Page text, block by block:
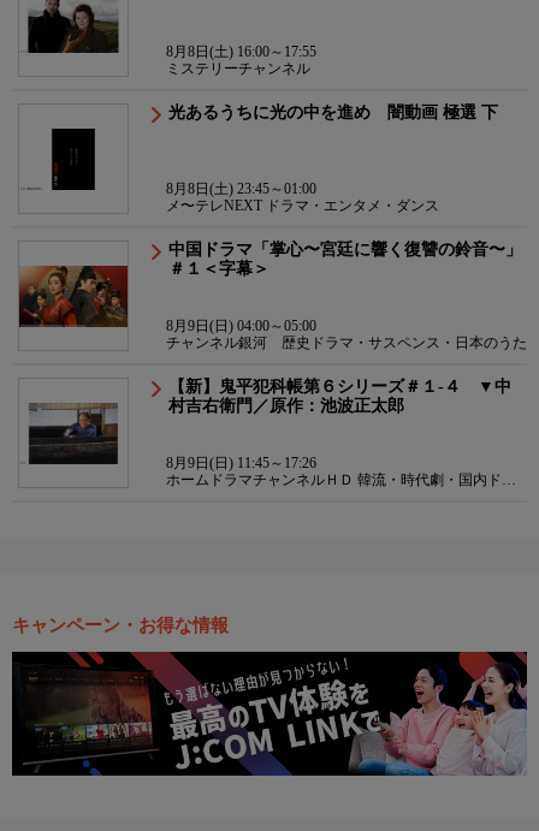
8月8日(土) 16:00～17:55
ミステリーチャンネル
光あるうちに光の中を進め 闇動画 極選 下
8月8日(土) 23:45～01:00
メ〜テレNEXT ドラマ・エンタメ・ダンス
中国ドラマ「掌心〜宮廷に響く復讐の鈴音〜」
＃１＜字幕＞
8月9日(日) 04:00～05:00
チャンネル銀河 歴史ドラマ・サスペンス・日本のうた
【新】鬼平犯科帳第６シリーズ＃１-４ ▼中
村吉右衛門／原作：池波正太郎
8月9日(日) 11:45～17:26
ホームドラマチャンネルＨＤ 韓流・時代劇・国内ドラ
キャンペーン・お得な情報